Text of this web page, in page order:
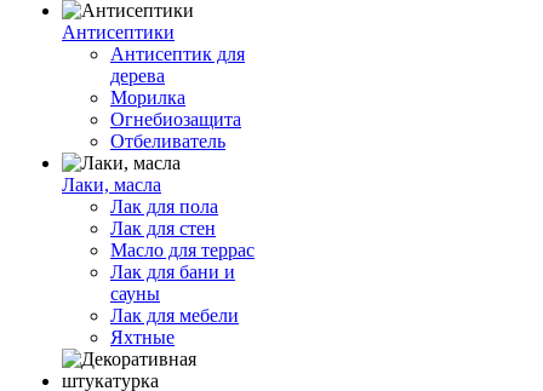
Антисептики
Антисептик для
дерева
Морилка
Огнебиозащита
Отбеливатель
Лаки, масла
Лак для пола
Лак для стен
Масло для террас
Лак для бани и
сауны
Лак для мебели
Яхтные